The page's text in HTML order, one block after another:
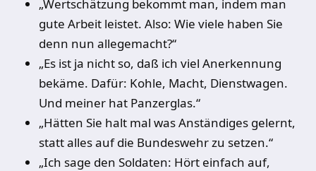
„Wertschätzung bekommt man, indem man
gute Arbeit leistet. Also: Wie viele haben Sie
denn nun allegemacht?“
„Es ist ja nicht so, daß ich viel Anerkennung
bekäme. Dafür: Kohle, Macht, Dienstwagen.
Und meiner hat Panzerglas.“
„Hätten Sie halt mal was Anständiges gelernt,
statt alles auf die Bundeswehr zu setzen.“
„Ich sage den Soldaten: Hört einfach auf,